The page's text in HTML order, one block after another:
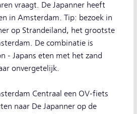
vraagt. De Japanner heeft
in Amsterdam. Tip: bezoek in
op Strandeiland, het grootste
De combinatie is
- Japans eten met het zand
onvergetelijk.
Centraal een OV-fiets
naar De Japanner op de